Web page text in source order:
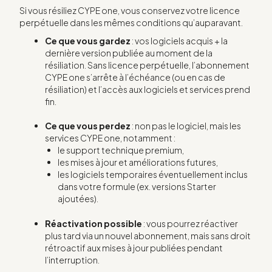
Si vous résiliez CYPE one, vous conservez votre licence
perpétuelle dans les mêmes conditions qu’auparavant.
Ce que vous gardez : vos logiciels acquis + la
dernière version publiée au moment de la
résiliation. Sans licence perpétuelle, l’abonnement
CYPE one s’arrête à l’échéance (ou en cas de
résiliation) et l’accès aux logiciels et services prend
fin.
Ce que vous perdez : non pas le logiciel, mais les
services CYPE one, notamment :
le support technique premium,
les mises à jour et améliorations futures,
les logiciels temporaires éventuellement inclus
dans votre formule (ex. versions Starter
ajoutées).
Réactivation possible : vous pourrez réactiver
plus tard via un nouvel abonnement, mais sans droit
rétroactif aux mises à jour publiées pendant
l’interruption.